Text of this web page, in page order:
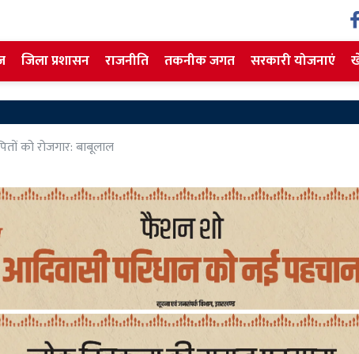
जिला प्रशासन राजनीति तकनीक जगत सरकारी योजनाएं
को रोजगार: बाबूलाल